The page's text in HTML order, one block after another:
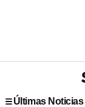
Últimas Noticias